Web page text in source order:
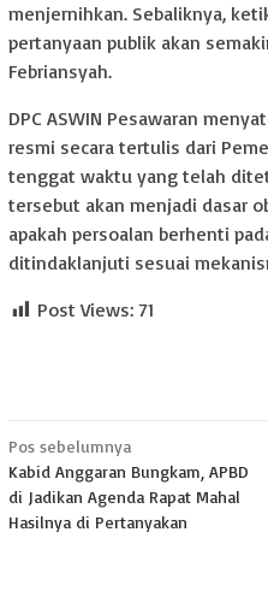
menjernihkan. Sebaliknya,
pertanyaan publik akan
Febriansyah.
DPC ASWIN Pesawaran
resmi secara tertulis dari
tenggat waktu yang telah
tersebut akan menjadi dasar
apakah persoalan berhenti
ditindaklanjuti sesuai
Post Views: 71
Navigasi
pos
Pos sebelumnya
Kabid Anggaran Bungkam, APBD
di Jadikan Agenda Rapat Mahal
Hasilnya di Pertanyakan